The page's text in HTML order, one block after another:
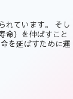
れています。 そし
命）を伸ばすこと
を延ばすために運